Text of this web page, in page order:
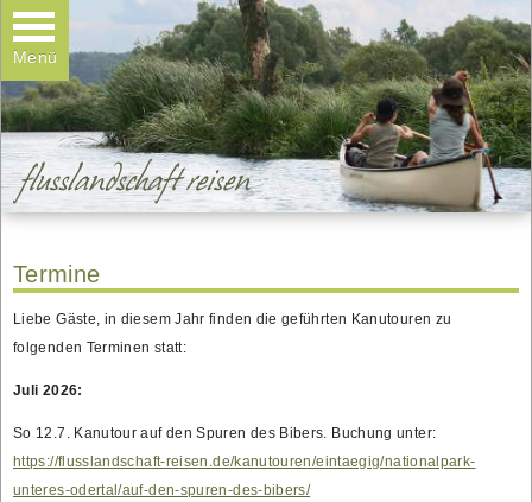
Menü
Wanderungen
Teamtage & Familientage
Galerie
Kontakt
Termine
Liebe Gäste, in diesem Jahr finden die geführten Kanutouren zu
folgenden Terminen statt:
Juli 2026:
So 12.7. Kanutour auf den Spuren des Bibers. Buchung unter:
https://flusslandschaft-reisen.de/kanutouren/eintaegig/nationalpark-
unteres-odertal/auf-den-spuren-des-bibers/